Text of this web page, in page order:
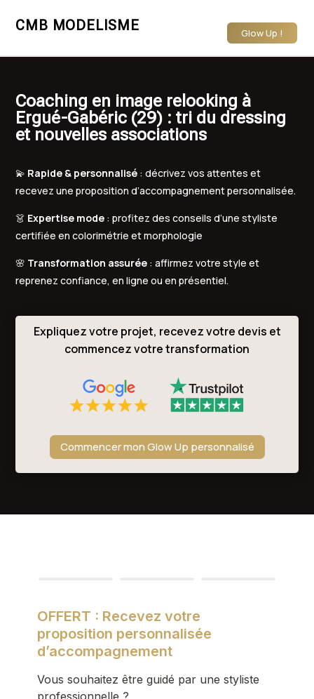
CMB MODELISME Glow Up !
Coaching en image relooking à
Ergué-Gabéric (29) : tri du dressing
et nouvelles associations
💫 Rapide & personnalisé : décrivez vos attentes et
recevez une proposition d’accompagnement personnalisée.
👗 Expertise mode : profitez des conseils d’une styliste
certifiée en colorimétrie et morphologie
🌸 Transformation assurée : affirmez votre style et
reprenez confiance, en ligne ou en présentiel.
Expliquez votre projet, recevez votre devis et
commencez votre transformation
Commencer mon Glow Up personnalisé